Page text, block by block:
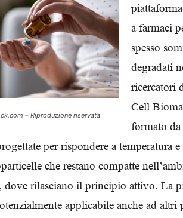
– Riproduzione riservata
a farmaci
spesso
degradati
ricercatori
Cell
formato da
per rispondere a temperatura
che restano compatte
dove rilasciano il principio attivo. La
applicabile anche ad